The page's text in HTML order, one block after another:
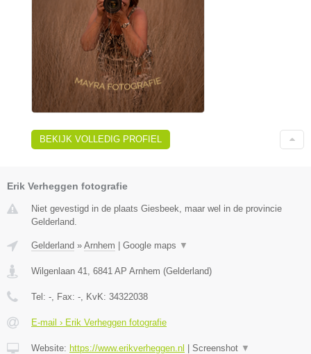
BEKIJK VOLLEDIG PROFIEL
Erik Verheggen fotografie
Niet gevestigd in de plaats Giesbeek, maar wel in de provincie
Gelderland.
Gelderland » Arnhem Google maps ▼
Wilgenlaan 41, 6841 AP Arnhem (Gelderland)
Tel: -, Fax: -, KvK: 34322038
E-mail › Erik Verheggen fotografie
Website: https://www.erikverheggen.nl Screenshot ▼